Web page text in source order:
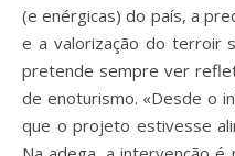
(e enérgicas) do país, a
e a valorização do terroir
pretende sempre ver
de enoturismo. «Desde o
que o projeto estivesse